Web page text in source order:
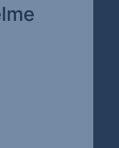
ugrik)
ugrik)